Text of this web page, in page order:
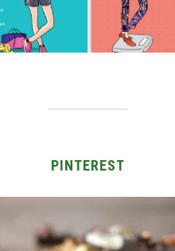
PINTEREST